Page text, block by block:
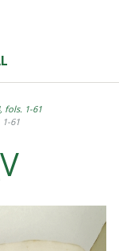
fols. 1-61
1-61